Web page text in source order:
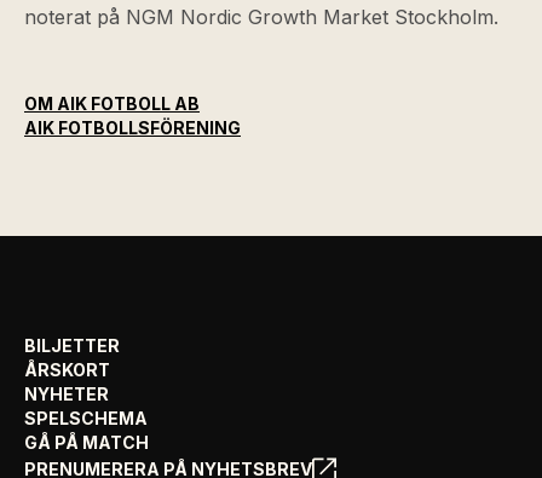
noterat på NGM Nordic Growth Market Stockholm.
OM AIK FOTBOLL AB
AIK FOTBOLLSFÖRENING
BILJETTER
ÅRSKORT
NYHETER
SPELSCHEMA
GÅ PÅ MATCH
PRENUMERERA PÅ NYHETSBREV